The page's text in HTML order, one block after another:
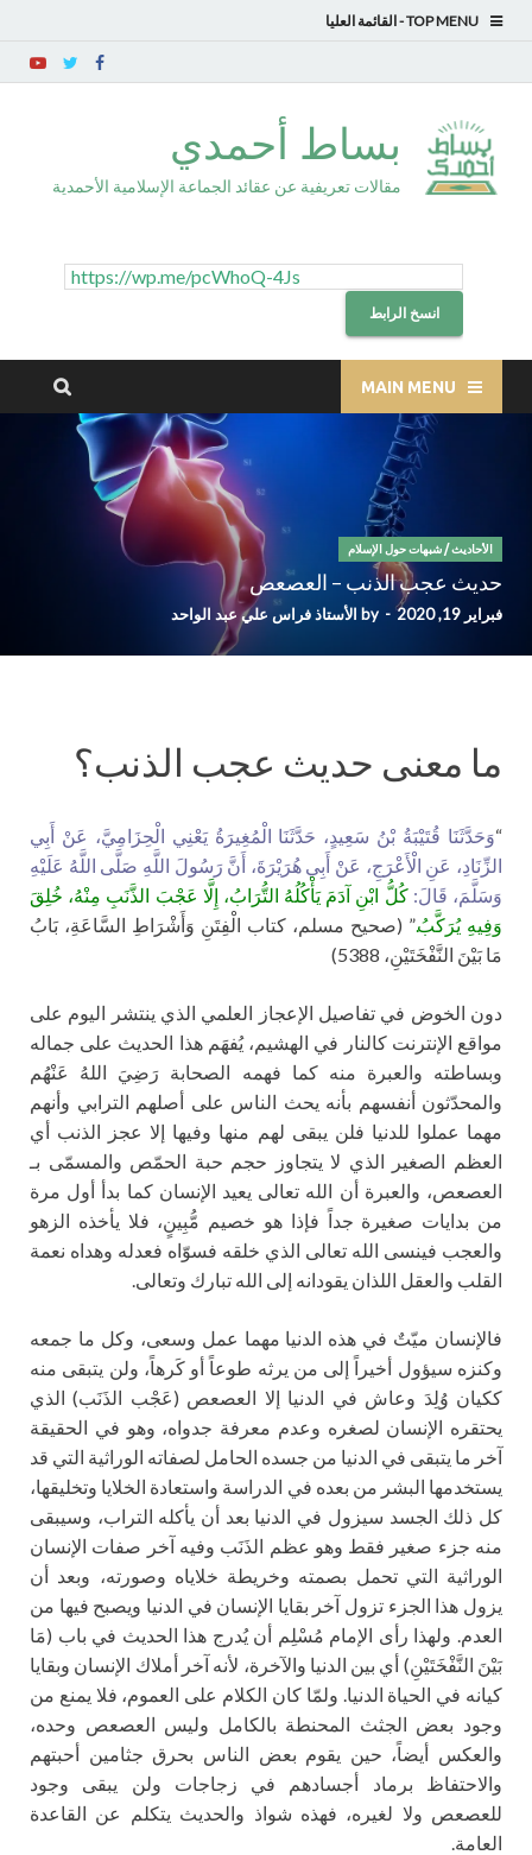
TOP MENU
بساط أحمدي
مقالات تعريفية عن عقائد الجماعة الإسلامية الأحمدية
انسخ الرابط
MAIN MENU
الأحاديث/شبهات حول الإسلام
حديث عجب الذنب – العصعص
فبراير 19, 2020 -
by الأستاذ فراس علي عبد الواحد
ما معنى حديث عجب الذنب؟
“وَحَدَّثَنَا قُتَيْبَةُ بْنُ سَعِيدٍ، حَدَّثَنَا الْمُغِيرَةُ يَعْنِي الْحِزَامِيَّ، عَنْ أَبِي
الزِّنَادِ، عَنِ الْأَعْرَجِ، عَنْ أَبِي هُرَيْرَةَ، أَنَّ رَسُولَ اللَّهِ صَلَّى اللَّهُ عَلَيْهِ
وَسَلَّمَ، قَالَ: كُلُّ ابْنِ آدَمَ يَأْكُلُهُ التُّرَابُ، إِلَّا عَجْبَ الذَّنَبِ مِنْهُ، خُلِقَ
وَفِيهِ يُرَكَّبُ.” (صحيح مسلم، كتاب الْفِتَنِ وَأَشْرَاطِ السَّاعَةِ، بَابُ
مَا بَيْنَ النَّفْخَتَيْنِ، 5388)
دون الخوض في تفاصيل الإعجاز العلمي الذي ينتشر اليوم على
مواقع الإنترنت كالنار في الهشيم، يُفهَم هذا الحديث على جماله
وبساطته والعبرة منه كما فهمه الصحابة رَضِيَ اللهُ عَنْهُم
والمحدّثون أنفسهم بأنه يحث الناس على أصلهم الترابي وأنهم
مهما عملوا للدنيا فلن يبقى لهم منها وفيها إلا عجز الذنب أي
العظم الصغير الذي لا يتجاوز حجم حبة الحمّص والمسمّى بـ
العصعص، والعبرة أن الله تعالى يعيد الإنسان كما بدأ أول مرة
من بدايات صغيرة جداً فإذا هو خصيم مُّبِينٍ، فلا يأخذه الزهو
والعجب فينسى الله تعالى الذي خلقه فسوّاه فعدله وهداه نعمة
القلب والعقل اللذان يقودانه إلى الله تبارك وتعالى.
فالإنسان ميّتٌ في هذه الدنيا مهما عمل وسعى، وكل ما جمعه
وكنزه سيؤول أخيراً إلى من يرثه طوعاً أو كَرهاً، ولن يتبقى منه
ككيان وُلِدَ وعاش في الدنيا إلا العصعص (عَجْب الذَنَب) الذي
يحتقره الإنسان لصغره وعدم معرفة جدواه، وهو في الحقيقة
آخر ما يتبقى في الدنيا من جسده الحامل لصفاته الوراثية التي قد
يستخدمها البشر من بعده في الدراسة واستعادة الخلايا وتخليقها،
كل ذلك الجسد سيزول في الدنيا بعد أن يأكله التراب، وسيبقى
منه جزء صغير فقط وهو عظم الذَنَب وفيه آخر صفات الإنسان
الوراثية التي تحمل بصمته وخريطة خلاياه وصورته، وبعد أن
يزول هذا الجزء تزول آخر بقايا الإنسان في الدنيا ويصبح فيها من
العدم. ولهذا رأى الإمام مُسْلِم أن يُدرج هذا الحديث في باب (مَا
بَيْنَ النَّفْخَتَيْنِ) أي بين الدنيا والآخرة، لأنه آخر أملاك الإنسان وبقايا
كيانه في الحياة الدنيا. ولمّا كان الكلام على العموم، فلا يمنع من
وجود بعض الجثث المحنطة بالكامل وليس العصعص وحده،
والعكس أيضاً، حين يقوم بعض الناس بحرق جثامين أحبتهم
والاحتفاظ برماد أجسادهم في زجاجات ولن يبقى وجود
للعصعص ولا لغيره، فهذه شواذ والحديث يتكلم عن القاعدة
العامة.